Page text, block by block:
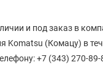
и под заказ в
Komatsu (Комацу) в
+7 (343) 270-89-